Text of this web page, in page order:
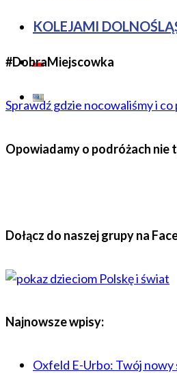
KOLEJAMI
#DobraMiejscowka
Sprawdź gdzie nocowaliśmy i co
Opowiadamy o podróżach nie
Dołącz do naszej grupy na
Najnowsze wpisy:
Oxfeld E-Urbo: Twój nowy